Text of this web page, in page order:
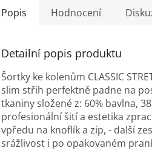
Popis Hodnocení
Detailní popis produktu
Šortky ke kolenům CLASSIC
slim střih perfektně padne na
tkaniny složené z: 60% bavlna,
profesionální šití a estetika
vpředu na knoflík a zip, - další
srážlivost i po opakovaném